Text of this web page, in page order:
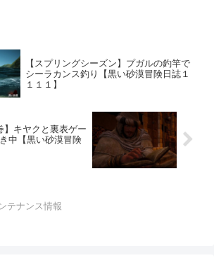
【スプリングシーズン】プガルの釣竿で
シーラカンス釣り【黒い砂漠冒険日誌１
１１１】
】キヤクと裏表ゲー
中【黒い砂漠冒険
テナンス情報